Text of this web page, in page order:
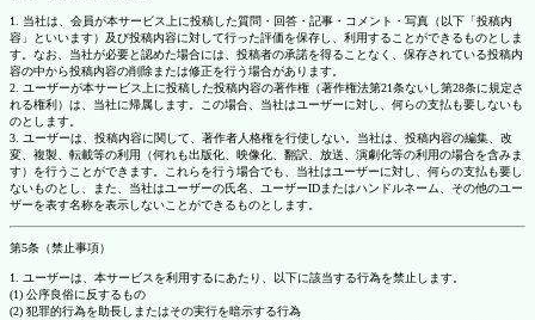
1. 当社は、会員が本サービス上に投稿した質問・回答・記事・コメント・写真（以下「投稿内
容」といいます）及び投稿内容に対して行った評価を保存し、利用することができるものとしま
す。なお、当社が必要と認めた場合には、投稿者の承諾を得ることなく、保存されている投稿内
容の中から投稿内容の削除または修正を行う場合があります。
2. ユーザーが本サービス上に投稿した投稿内容の著作権（著作権法第21条ないし第28条に規定さ
れる権利）は、当社に帰属します。この場合、当社はユーザーに対し、何らの支払も要しないも
のとします。
3. ユーザーは、投稿内容に関して、著作者人格権を行使しない。当社は、投稿内容の編集、改
変、複製、転載等の利用（何れも出版化、映像化、翻訳、放送、演劇化等の利用の場合を含みま
す）を行うことができます。これらを行う場合でも、当社はユーザーに対し、何らの支払も要し
ないものとし、また、当社はユーザーの氏名、ユーザーIDまたはハンドルネーム、その他のユー
ザーを表す名称を表示しないことができるものとします。
第5条（禁止事項）
1. ユーザーは、本サービスを利用するにあたり、以下に該当する行為を禁止します。
(1) 公序良俗に反するもの
(2) 犯罪的行為を助長しまたはその実行を暗示する行為